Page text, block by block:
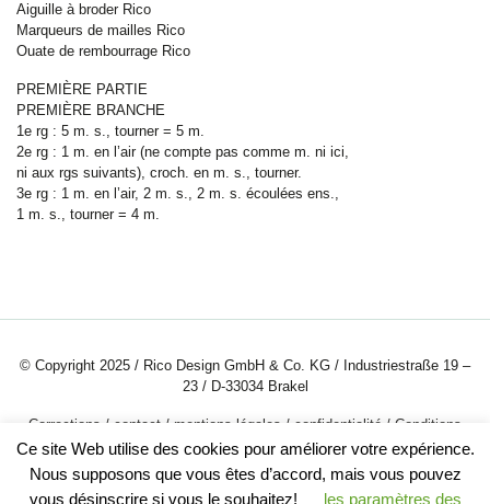
Aiguille à broder Rico
Marqueurs de mailles Rico
Ouate de rembourrage Rico
PREMIÈRE PARTIE
PREMIÈRE BRANCHE
1e rg : 5 m. s., tourner = 5 m.
2e rg : 1 m. en l’air (ne compte pas comme m. ni ici,
ni aux rgs suivants), croch. en m. s., tourner.
3e rg : 1 m. en l’air, 2 m. s., 2 m. s. écoulées ens.,
1 m. s., tourner = 4 m.
© Copyright 2025 / Rico Design GmbH & Co. KG / Industriestraße 19 –
23 / D-33034 Brakel
Corrections / contact / mentions légales / confidentialité / Conditions
générales/Portrait de la société/Carriere
Ce site Web utilise des cookies pour améliorer votre expérience.
Nous supposons que vous êtes d’accord, mais vous pouvez
vous désinscrire si vous le souhaitez!
les paramètres des